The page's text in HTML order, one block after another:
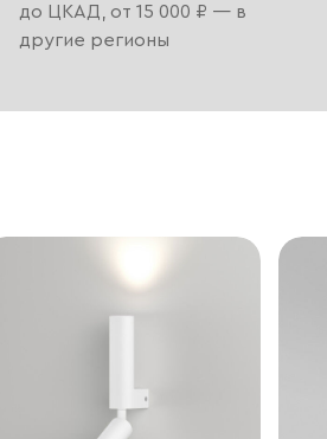
до ЦКАД, от 15 000 ₽ — в
другие регионы